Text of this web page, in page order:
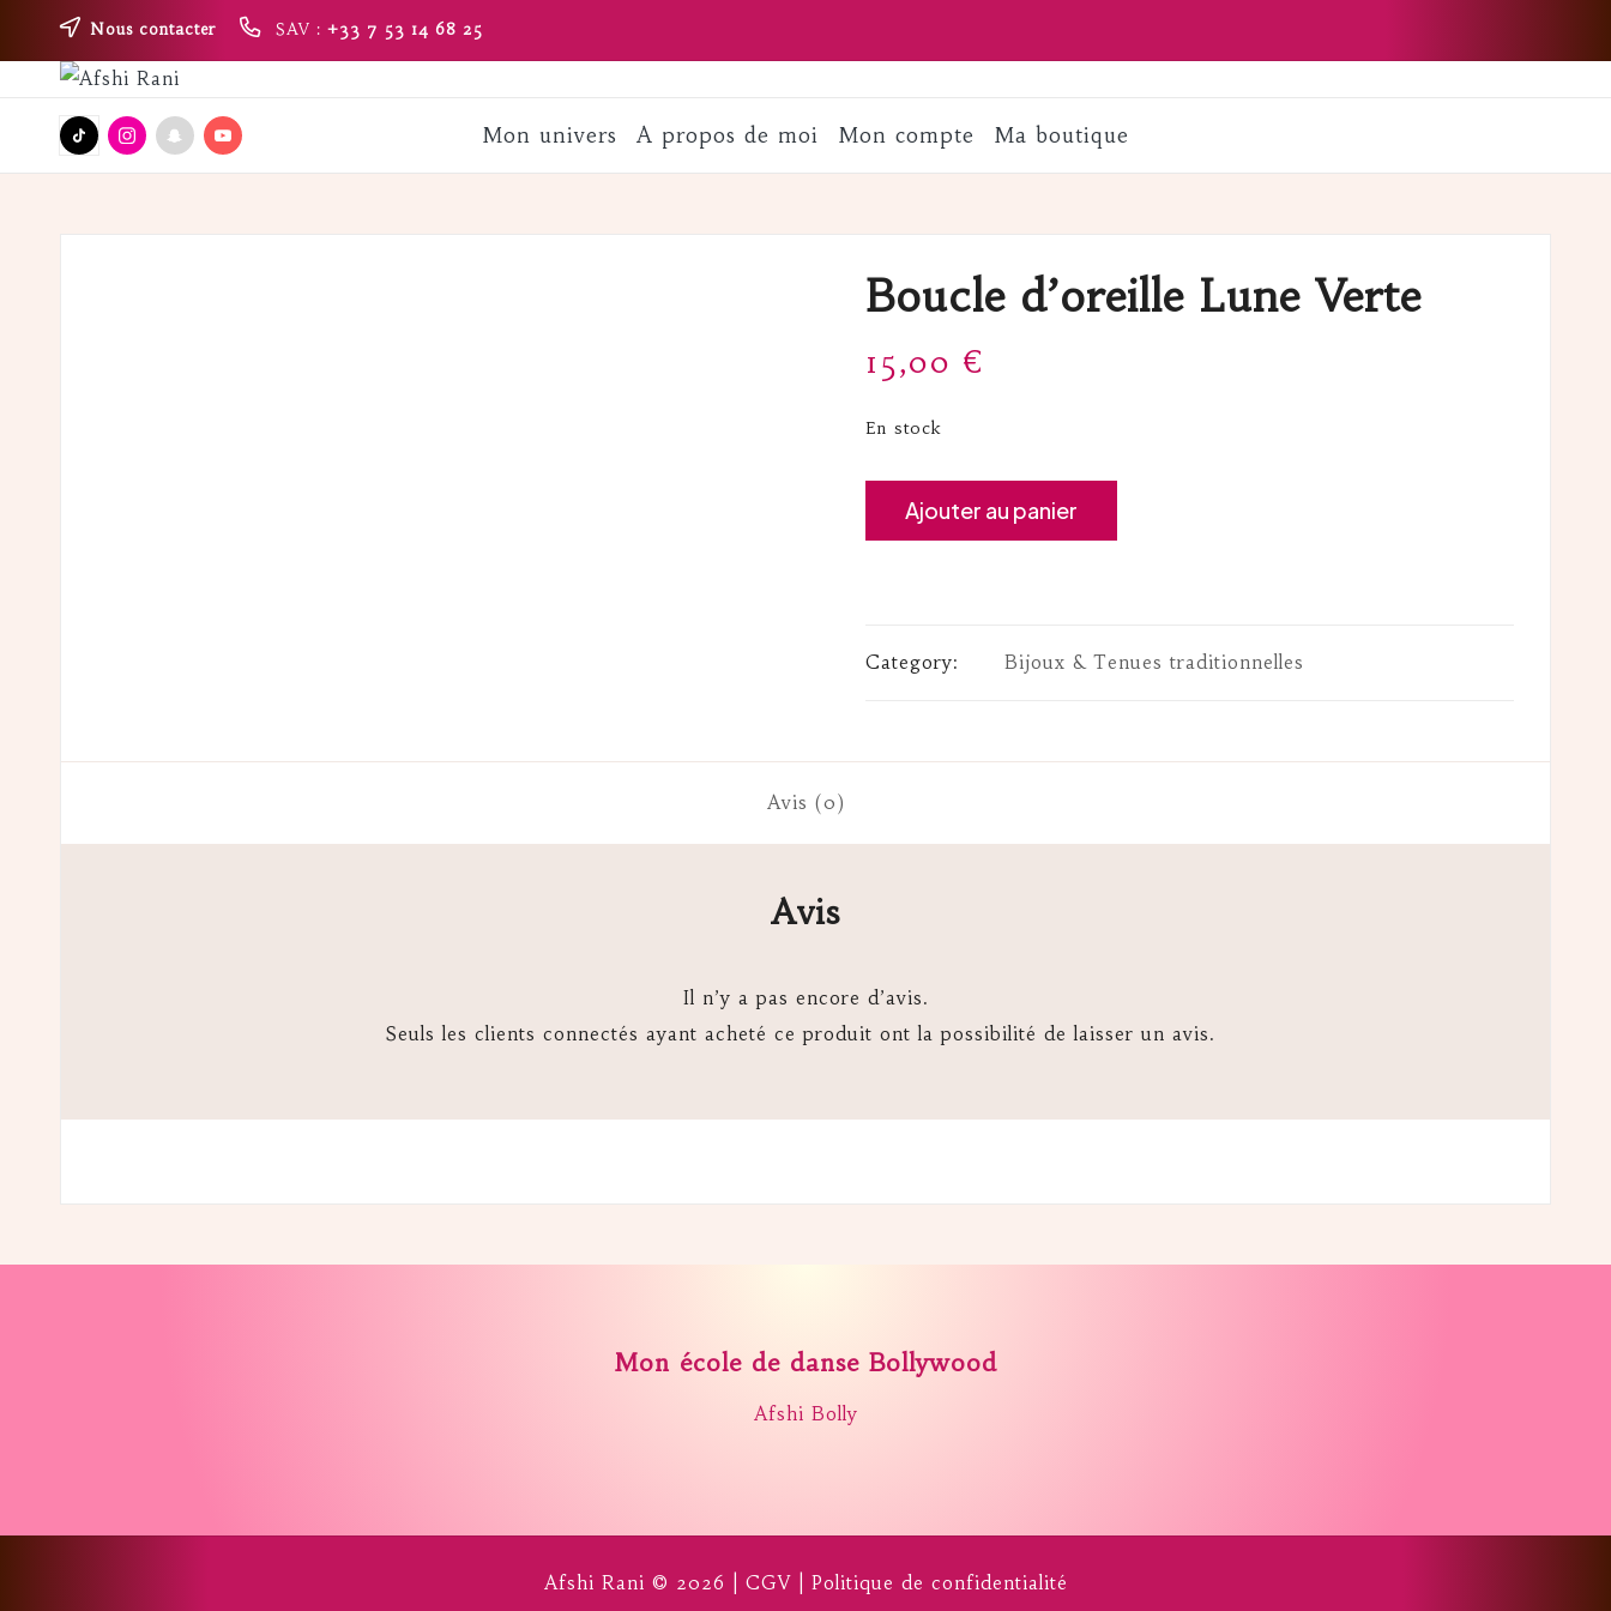
Skip
content
Nous contacter SAV : +33 7 53 14 68 25
A
fs
Boutique
Tik
Instagramsnapchat
Youtube Mon univers A propos de moi Mon compte Ma boutique
Boucle d’oreille Lune Verte
15,00 €
En stock
quantité
Verte
Ajouter au panier
Category: Bijoux & Tenues traditionnelles
Avis (0)
Avis
Il n’y a pas encore d’avis.
Seuls les clients connectés ayant acheté ce produit ont la possibilité de laisser un avis.
Mon école de danse Bollywood
Afshi Bolly
Afshi Rani © 2026 | CGV| Politique de confidentialité